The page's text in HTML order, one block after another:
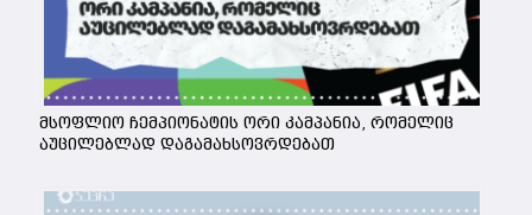
მსოფლიო ჩემპიონატის ორი კამპანია, რომელიც
აუცილებლად დაგამახსოვრდებათ